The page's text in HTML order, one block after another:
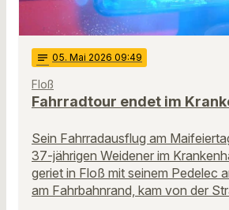
notes 05. Mai 2026 09:49
Floß
Fahrradtour endet im
Sein Fahrradausflug am
37-jährigen Weidener im
geriet in Floß mit seinem Pedelec
am Fahrbahnrand, kam von der